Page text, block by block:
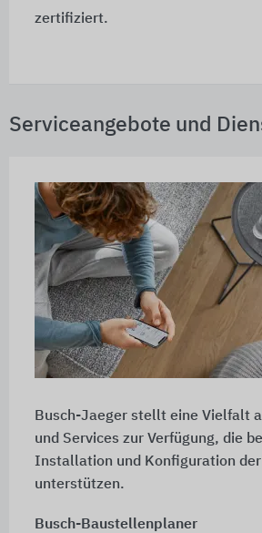
zertifiziert.
Serviceangebote und
Busch-Jaeger stellt eine Vielfalt
und Services zur Verfügung, die
Installation und Konfiguration
unterstützen.
Busch-Baustellenplaner